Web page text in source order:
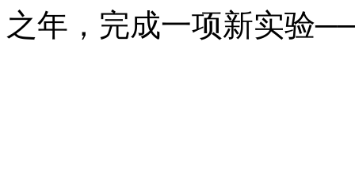
之年，完成一项新实验